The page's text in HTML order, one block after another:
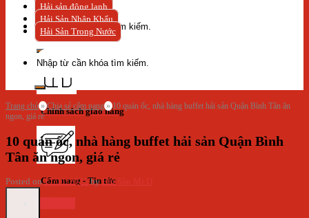
Tìm
kiếm:
Chính sách giao hàng
Cẩm nang - Tin tức
Hải sản đông lạnh
Hải Sản Nhập Khẩu
Hải Sản Trong Nước
Tìm
kiếm:
Trang chủ»Chia sẻ cẩm nang»10 quán ốc, nhà hàng buffet hải sản Quận Bình Tân ăn
ngon, giá rẻ
10 quán ốc, nhà hàng buffet hải sản Quận Bình
Tân ăn ngon, giá rẻ
Posted on17/11/2025by Hải Sản Mr D